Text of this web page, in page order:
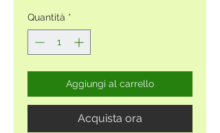
Quantità *
Aggiungi al carrello
Acquista ora